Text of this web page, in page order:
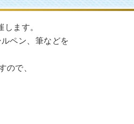
ます。
ペン、筆などを
ので、